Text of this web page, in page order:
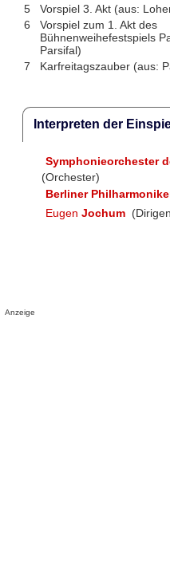
5
Vorspiel 3. Akt (aus:
6
Vorspiel zum 1. Akt des
Bühnenweihefestspiels
Parsifal)
7
Karfreitagszauber (aus:
Interpreten der
Symphonieorchester
(Orchester)
Berliner
Eugen Jochum
Anzeige